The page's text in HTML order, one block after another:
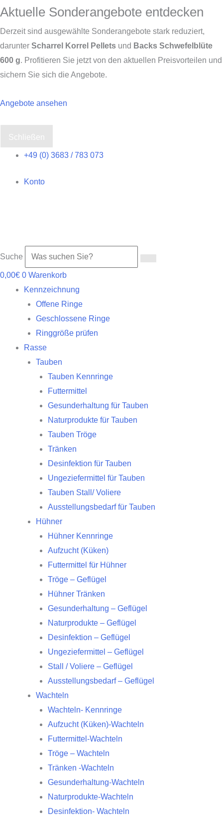
Aktuelle Sonderangebote entdecken
Derzeit sind ausgewählte Sonderangebote stark reduziert,
darunter Scharrel Korrel Pellets und Backs Schwefelblüte
600 g. Profitieren Sie jetzt von den aktuellen Preisvorteilen und
sichern Sie sich die Angebote.
Angebote ansehen
Schließen
springen
+49 (0) 3683 / 783 073
Konto
Suche
0,00€ 0 Warenkorb
Kennzeichnung
Offene Ringe
Geschlossene Ringe
Ringgröße prüfen
Rasse
Tauben
Tauben Kennringe
Futtermittel
Gesunderhaltung für Tauben
Naturprodukte für Tauben
Tauben Tröge
Tränken
Desinfektion für Tauben
Ungeziefermittel für Tauben
Tauben Stall/ Voliere
Ausstellungsbedarf für Tauben
Hühner
Hühner Kennringe
Aufzucht (Küken)
Futtermittel für Hühner
Tröge – Geflügel
Hühner Tränken
Gesunderhaltung – Geflügel
Naturprodukte – Geflügel
Desinfektion – Geflügel
Ungeziefermittel – Geflügel
Stall / Voliere – Geflügel
Ausstellungsbedarf – Geflügel
Wachteln
Wachteln- Kennringe
Aufzucht (Küken)-Wachteln
Futtermittel-Wachteln
Tröge – Wachteln
Tränken -Wachteln
Gesunderhaltung-Wachteln
Naturprodukte-Wachteln
Desinfektion- Wachteln